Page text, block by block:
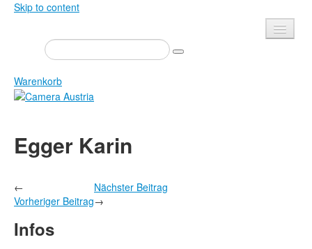
Skip to content
Presse
Veranstaltungen
Newsletter
Über uns
Shop
Warenkorb
Zeitschrift
Bücher
Egger Karin
←
Vorheriger Beitrag
Nächster Beitrag
→
Infos